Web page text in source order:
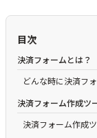
目次
決済フォームとは？
どんな時に決済フ
決済フォーム作成ツ
決済フォーム作成